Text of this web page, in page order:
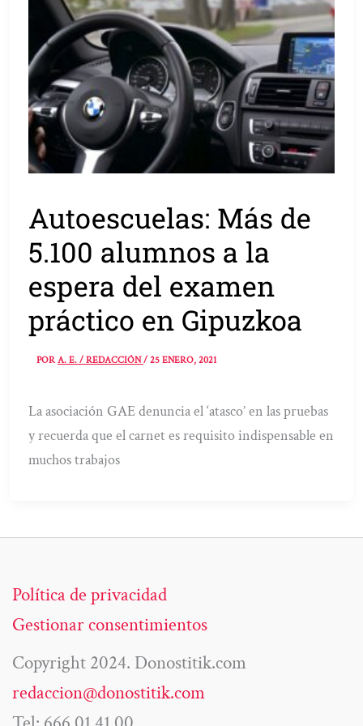
Autoescuelas: Más de
5.100 alumnos a la
espera del examen
práctico en Gipuzkoa
PORA. E. / REDACCIÓN/25 ENERO, 2021
La asociación GAE denuncia el ‘atasco’ en las pruebas
y recuerda que el carnet es requisito indispensable en
muchos trabajos
Política de privacidad
Gestionar consentimientos
Copyright 2024. Donostitik.com
redaccion@donostitik.com